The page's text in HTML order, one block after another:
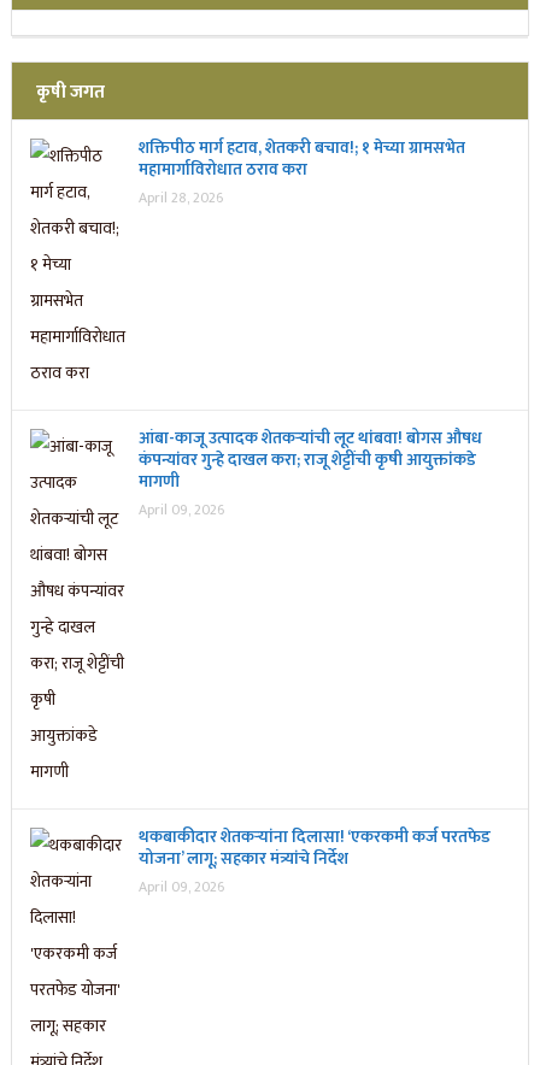
कृषी जगत
शक्तिपीठ मार्ग हटाव, शेतकरी बचाव!; १ मेच्या ग्रामसभेत
महामार्गाविरोधात ठराव करा
April 28, 2026
आंबा-काजू उत्पादक शेतकऱ्यांची लूट थांबवा! बोगस औषध
कंपन्यांवर गुन्हे दाखल करा; राजू शेट्टींची कृषी आयुक्तांकडे
मागणी
April 09, 2026
थकबाकीदार शेतकऱ्यांना दिलासा! ‘एकरकमी कर्ज परतफेड
योजना’ लागू; सहकार मंत्र्यांचे निर्देश
April 09, 2026